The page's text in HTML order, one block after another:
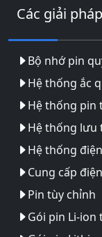
Các giải pháp
Bộ nhớ pin
Hệ thống ắc
Hệ thống pin
Hệ thống lưu
Hệ thống
Cung cấp
Pin tùy chỉnh
Gói pin Li-ion